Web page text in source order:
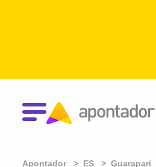
Apontador ES Guarapari